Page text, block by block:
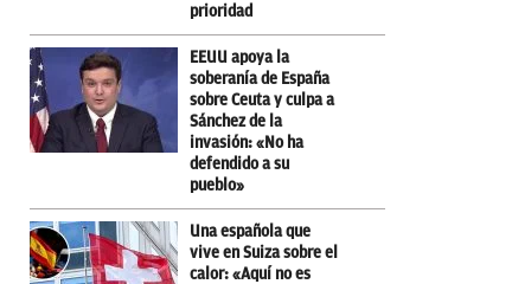
prioridad
EEUU apoya la
soberanía de España
sobre Ceuta y culpa a
Sánchez de la
invasión: «No ha
defendido a su
pueblo»
Una española que
vive en Suiza sobre el
calor: «Aquí no es